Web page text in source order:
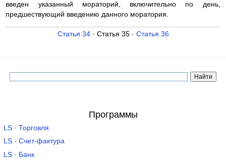
введен указанный мораторий, включительно по день,
предшествующий введению данного моратория.
Статья 34· Статья 35 · Статья 36
Программы
LS · Торговля
LS · Счет-фактура
LS · Банк